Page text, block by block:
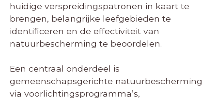
huidige verspreidingspatronen in kaart te
brengen, belangrijke leefgebieden te
identificeren en de effectiviteit van
natuurbescherming te beoordelen.
Een centraal onderdeel is
gemeenschapsgerichte natuurbescherming
via voorlichtingsprogramma’s,